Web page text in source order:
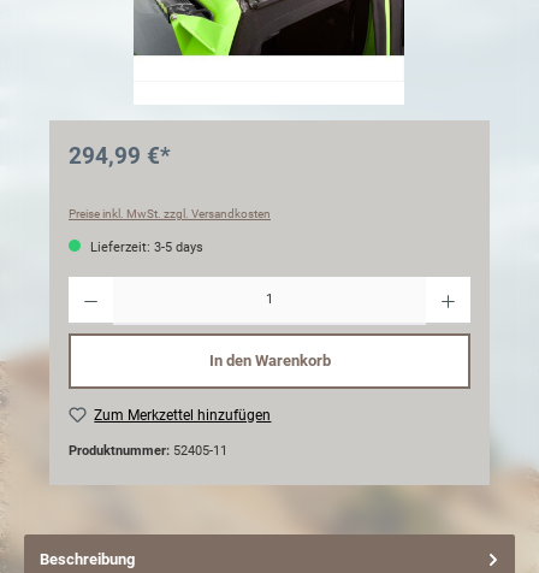
294,99 €*
Preise inkl. MwSt. zzgl. Versandkosten
Lieferzeit: 3-5 days
In den Warenkorb
Zum Merkzettel hinzufügen
Produktnummer: 52405-11
Beschreibung